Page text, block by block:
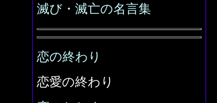
滅び・滅亡の名言集
恋の終わり
恋愛の終わり